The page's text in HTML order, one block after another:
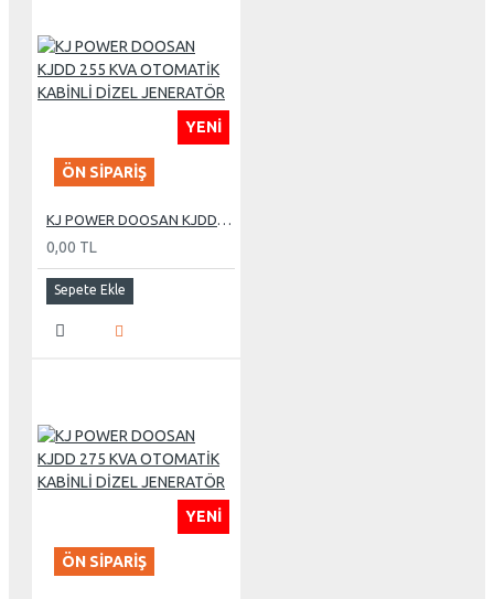
YENI
ÖN SIPARIŞ
KJ POWER DOOSAN KJDD 255 KVA OTOMATİK KABİNLİ DİZEL JENERATÖR
0,00 TL
Sepete Ekle
YENI
ÖN SIPARIŞ